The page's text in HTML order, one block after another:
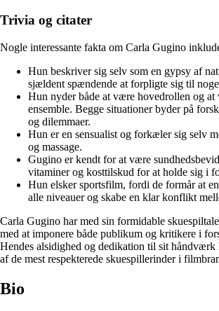
Trivia og citater
Nogle interessante fakta om Carla Gugino
Hun beskriver sig selv som en gypsy af
sjældent spændende at forpligte sig til
Hun nyder både at være hovedrollen og at
ensemble. Begge situationer byder på
og dilemmaer.
Hun er en sensualist og forkæler sig selv
og massage.
Gugino er kendt for at være
vitaminer og kosttilskud for at holde sig i
Hun elsker sportsfilm, fordi de formår at
alle niveauer og skabe en klar konflikt
Carla Gugino har med sin formidable
med at imponere både publikum og kritikere i
Hendes alsidighed og dedikation til sit håndværk
af de mest respekterede skuespillerinder i
Bio